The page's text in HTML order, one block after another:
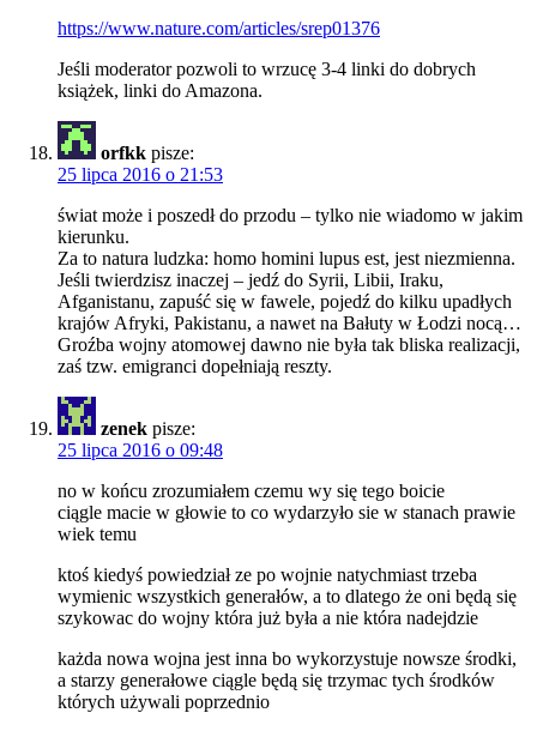
https://www.nature.com/articles/srep01376
Jeśli moderator pozwoli to wrzucę 3-4 linki do dobrych
książek, linki do Amazona.
orfkk pisze:
25 lipca 2016 o 21:53
świat może i poszedł do przodu – tylko nie wiadomo w jakim
kierunku.
Za to natura ludzka: homo homini lupus est, jest niezmienna.
Jeśli twierdzisz inaczej – jedź do Syrii, Libii, Iraku,
Afganistanu, zapuść się w fawele, pojedź do kilku upadłych
krajów Afryki, Pakistanu, a nawet na Bałuty w Łodzi nocą…
Groźba wojny atomowej dawno nie była tak bliska realizacji,
zaś tzw. emigranci dopełniają reszty.
zenek pisze:
25 lipca 2016 o 09:48
no w końcu zrozumiałem czemu wy się tego boicie
ciągle macie w głowie to co wydarzyło sie w stanach prawie
wiek temu
ktoś kiedyś powiedział ze po wojnie natychmiast trzeba
wymienic wszystkich generałów, a to dlatego że oni będą się
szykowac do wojny która już była a nie która nadejdzie
każda nowa wojna jest inna bo wykorzystuje nowsze środki,
a starzy generałowe ciągle będą się trzymac tych środków
których używali poprzednio